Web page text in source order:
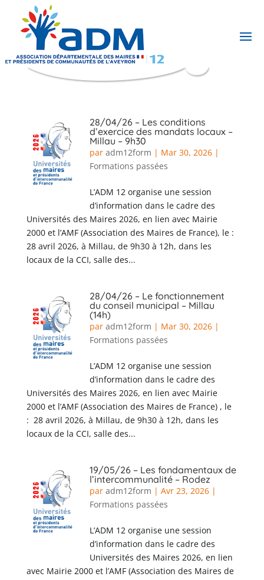
28/04/26 – Les conditions
d’exercice des mandats locaux –
Millau – 9h30
paradm12form | Mar 30, 2026 |
Formations passées
L’ADM 12 organise une session
d’information dans le cadre des
Universités des Maires 2026, en lien avec Mairie
2000 et l’AMF (Association des Maires de France), le :
28 avril 2026, à Millau, de 9h30 à 12h, dans les
locaux de la CCI, salle des...
28/04/26 – Le fonctionnement
du conseil municipal – Millau
(14h)
paradm12form | Mar 30, 2026 |
Formations passées
L’ADM 12 organise une session
d’information dans le cadre des
Universités des Maires 2026, en lien avec Mairie
2000 et l’AMF (Association des Maires de France) , le
: 28 avril 2026, à Millau, de 9h30 à 12h, dans les
locaux de la CCI, salle des...
19/05/26 – Les fondamentaux de
l’intercommunalité – Rodez
paradm12form |Avr 23, 2026 |
Formations passées
L’ADM 12 organise une session
d’information dans le cadre des
Universités des Maires 2026, en lien
avec Mairie 2000 et l’AMF (Association des Maires de